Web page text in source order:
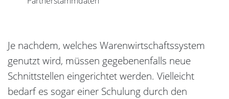
Je nachdem, welches Warenwirtschaftssystem
genutzt wird, müssen gegebenenfalls neue
Schnittstellen eingerichtet werden. Vielleicht
bedarf es sogar einer Schulung durch den